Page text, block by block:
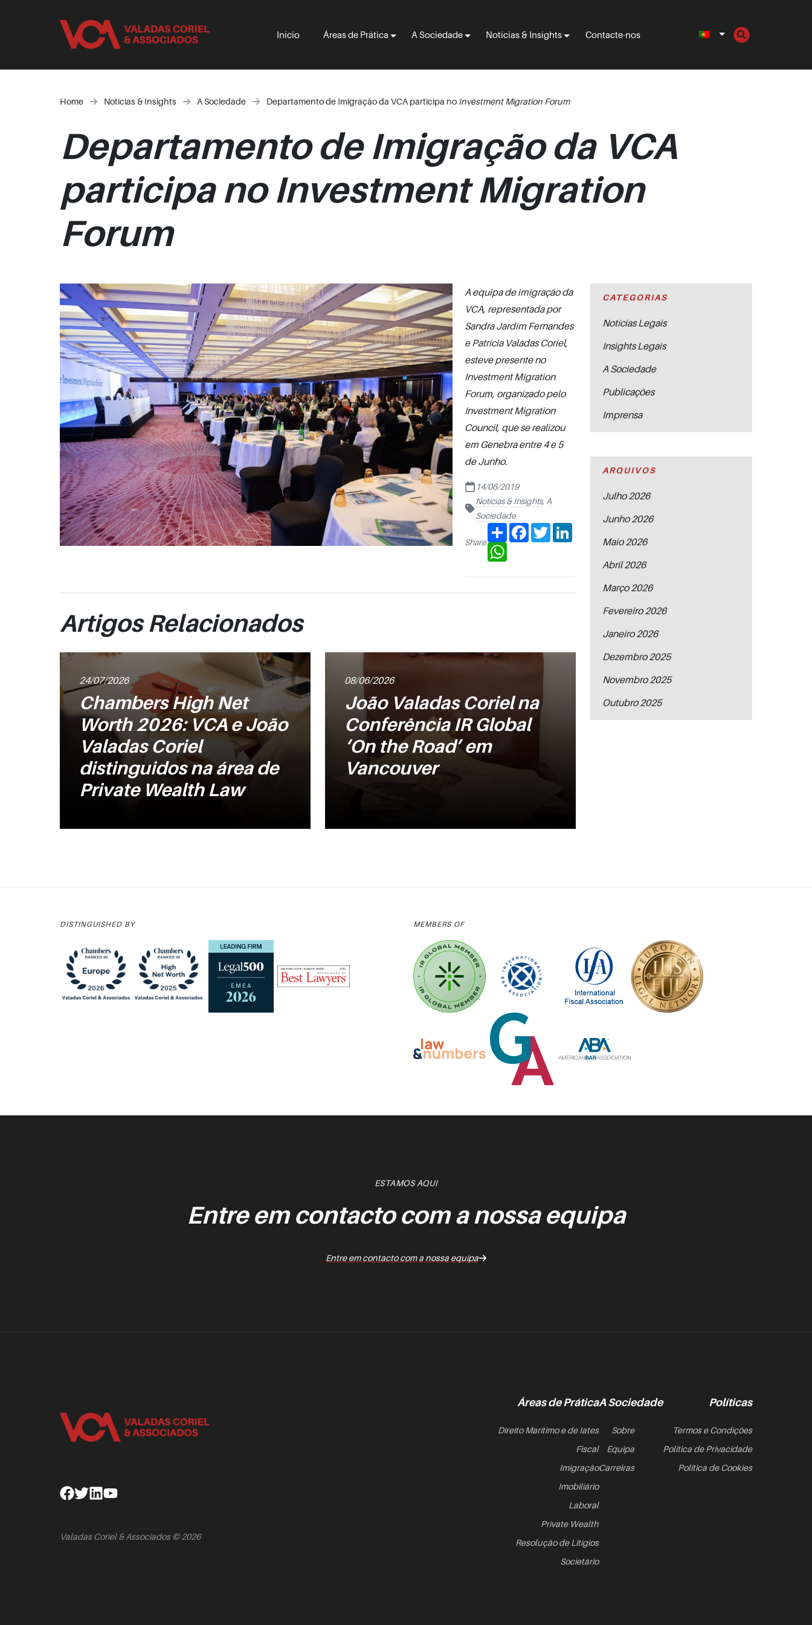
Início Áreas de Prática A Sociedade Notícias & Insights Contacte-nos
Home Notícias & Insights A Sociedade Departamento de Imigração da VCA participa no Investment Migration Forum
Departamento de Imigração da VCA
participa noInvestment Migration
Forum
A equipa de imigração da
VCA, representada por
Sandra Jardim Fernandes
e Patrícia Valadas Coriel,
esteve presente no
Investment Migration
Forum, organizado pelo
Investment Migration
Council, que se realizou
em Genebra entre 4 e 5
de Junho.
14/06/2019
Notícias & Insights, A
Sociedade
Share
Share FacebookTwitter
Artigos Relacionados
24/07/2026
Chambers High Net
Worth 2026: VCA e João
Valadas Coriel
distinguidos na área de
Private Wealth Law
08/06/2026
João Valadas Coriel na
Conferência IR Global
‘On the Road’ em
Vancouver
CATEGORIAS
Notícias Legais
Insights Legais
A Sociedade
Publicações
Imprensa
ARQUIVOS
Julho 2026
Junho 2026
Maio 2026
Abril 2026
Março 2026
Fevereiro 2026
Janeiro 2026
Dezembro 2025
Novembro 2025
Outubro 2025
DISTINGUISHED BY MEMBERS OF
ESTAMOS AQUI
Entre em contacto com a nossa equipa
Entre em contacto com a nossa equipa
Áreas de Prática
Direito Marítimo e de Iates
Fiscal
Imigração
Imobiliário
Laboral
Private Wealth
Resolução de Litígios
Societário
A Sociedade
Sobre
Equipa
Carreiras
Políticas
Termos e Condições
Política de Privacidade
Política de Cookies
Facebook
TwitterLinkedinYoutube
Valadas Coriel & Associados © 2026